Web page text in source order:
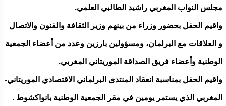
مجلس النواب المغربي راشيد الطالبي العلمي.
واقيم الحفل بحضور وزراء من بينهم وزير الثقافة والفنون والاتصال
و العلاقات مع البرلمان، ومسؤولين بارزين وعدد من أعضاء الجمعية
الوطنية وأعضاء فريق الصداقة الموريتاني المغربي.
واقيم الحفل بمناسبة انعقاد المنتدى البرلماني الاقتصادي الموريتاني-
المغربي الذي يستمر يومين في مقر الجمعية الوطنية بانواكشوط .